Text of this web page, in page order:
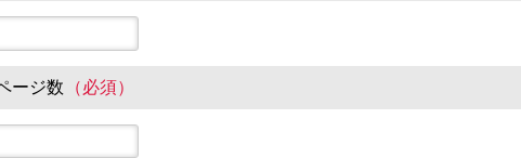
ージ数 （必須）